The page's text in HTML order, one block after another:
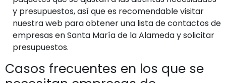
y presupuestos, así que es recomendable visitar
nuestra web para obtener una lista de contactos de
empresas en Santa María de la Alameda y solicitar
presupuestos.
Casos frecuentes en los que se